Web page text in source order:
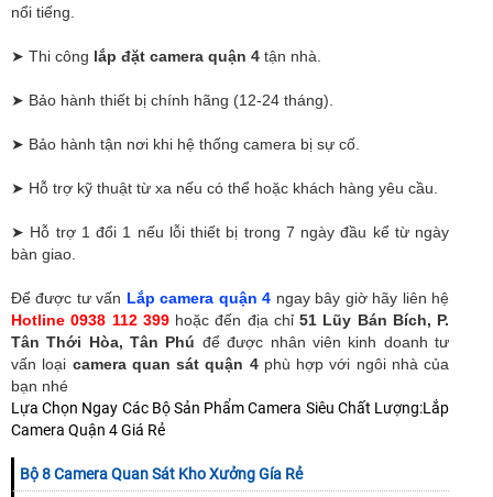
nổi tiếng.
➤ Thi công lắp đặt camera quận 4 tận nhà.
➤ Bảo hành thiết bị chính hãng (12-24 tháng).
➤ Bảo hành tận nơi khi hệ thống camera bị sự cố.
➤ Hỗ trợ kỹ thuật từ xa nếu có thể hoặc khách hàng yêu cầu.
➤ Hỗ trợ 1 đổi 1 nếu lỗi thiết bị trong 7 ngày đầu kể từ ngày
bàn giao.
Để được tư vấn Lắp camera quận 4 ngay bây giờ hãy liên hệ
Hotline 0938 112 399hoặc đến địa chỉ 51 Lũy Bán Bích, P.
Tân Thới Hòa, Tân Phú để được nhân viên kinh doanh tư
vấn loại camera quan sát quận 4 phù hợp với ngôi nhà của
bạn nhé
Lựa Chọn Ngay Các Bộ Sản Phẩm Camera Siêu Chất Lượng:Lắp
Camera Quận 4 Giá Rẻ
Bộ 8 Camera Quan Sát Kho Xưởng Gía Rẻ